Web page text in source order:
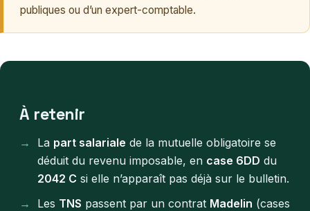
publiques ou d’un expert-comptable.
À retenir
La part salariale de la mutuelle obligatoire se
déduit du revenu imposable, en case 6DD du
2042 C si elle n’apparaît pas déjà sur le bulletin.
Les TNS passent par un contrat Madelin (cases